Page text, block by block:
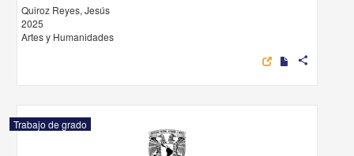
Quiroz Reyes, Jesús
2025
Artes y Humanidades
share
Trabajo de grado